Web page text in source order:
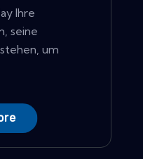
Ihre
seine
um